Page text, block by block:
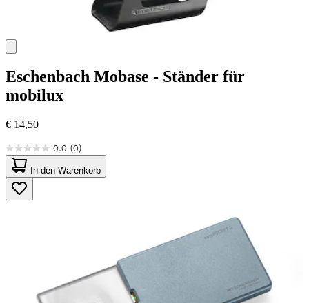
Eschenbach Mobase - Ständer für
mobilux
€ 14,50
0.0 (0)
0.0
von
5
Sternen.
In den Warenkorb